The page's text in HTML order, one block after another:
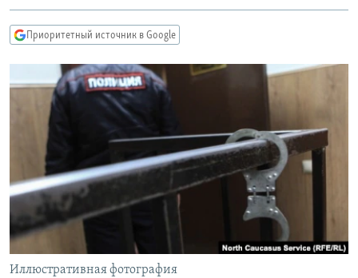
Вернутся
поиску
КАВКАЗ.РЕАЛИИ
СЕВЕР.РЕАЛИИ
СИБИРЬ.РЕАЛИИ
РАСПИСАНИЕ ВЕЩАНИЯ
ПОДПИШИТЕСЬ НА РАССЫЛКУ
СОЦИАЛЬНЫЕ СЕТИ
Приоритетный источник в Google
Иллюстративная фотография